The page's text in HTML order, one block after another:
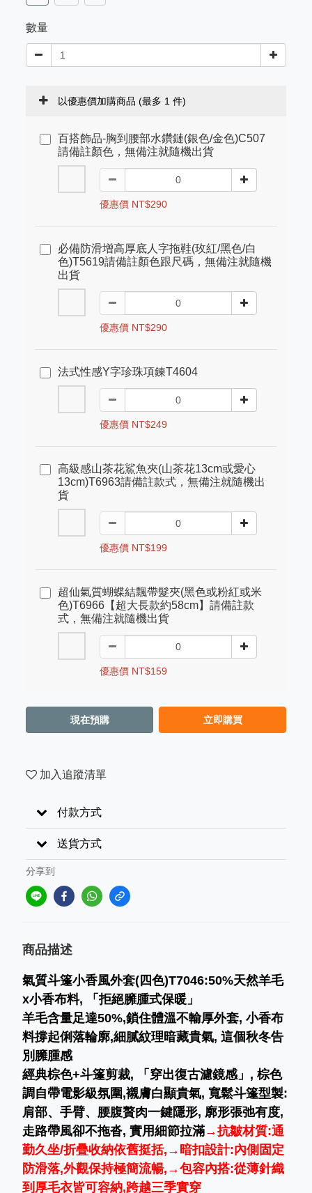
數量
以優惠價加購商品 (最多 1 件)
百搭飾品-胸到腰部水鑽鏈(銀色/金色)C507
請備註顏色，無備注就隨機出貨
優惠價 NT$290
必備防滑增高厚底人字拖鞋(玫紅/黑色/白
色)T5619請備註顏色跟尺碼，無備注就隨機
出貨
優惠價 NT$290
法式性感Y字珍珠項鍊T4604
優惠價 NT$249
高級感山茶花鯊魚夾(山茶花13cm或愛心
13cm)T6963請備註款式，無備注就隨機出
貨
優惠價 NT$199
超仙氣質蝴蝶結飄帶髮夾(黑色或粉紅或米
色)T6966【超大長款約58cm】請備註款
式，無備注就隨機出貨
優惠價 NT$159
現在預購 立即購買
加入追蹤清單
付款方式
送貨方式
分享到
商品描述
氣質斗篷小香風外套(四色)T7046:50%天然羊毛
x小香布料, 「拒絕臃腫式保暖」
羊毛含量足達50%,鎖住體溫不輸厚外套, 小香布
料撐起俐落輪廓,細膩紋理暗藏貴氣, 這個秋冬告
別臃腫感
經典棕色+斗篷剪裁, 「穿出復古濾鏡感」, 棕色
調自帶電影級氛圍,襯膚白顯貴氣, 寬鬆斗篷型製:
肩部、手臂、腰腹贅肉一鍵隱形, 廓形張弛有度,
走路帶風卻不拖沓, 實用細節拉滿→抗皺材質:通
勤久坐/折疊收納依舊挺括,→暗扣設計:內側固定
防滑落,外觀保持極簡流暢,→包容內搭:從薄針織
到厚毛衣皆可容納,跨越三季實穿